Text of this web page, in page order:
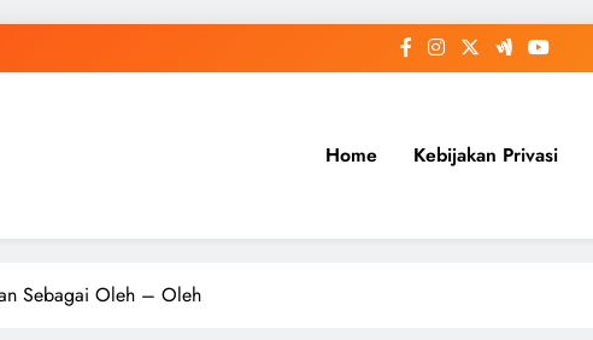
Home Kebijakan Privasi
Sebagai Oleh – Oleh